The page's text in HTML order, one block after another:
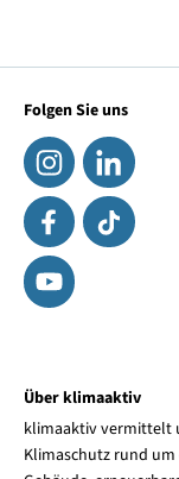
Folgen Sie uns
Über klimaaktiv
klimaaktiv vermittelt
Klimaschutz rund